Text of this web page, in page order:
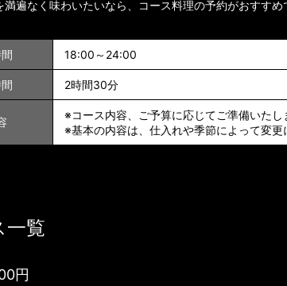
遍なく味わいたいなら、コース料理の予約がおすすめ
18:00～24:00
2時間30分
※コース内容、ご予算に応じてご準備いたし
※基本の内容は、仕入れや季節によって変更
一覧
円